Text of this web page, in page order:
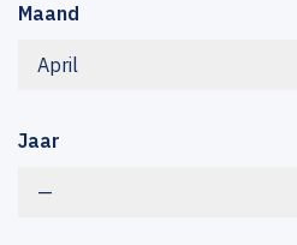
Maand
April
Jaar
—